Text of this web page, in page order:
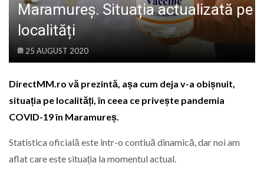
Maramureș. Situația actualizată pe
localități
25 AUGUST 2020
DirectMM.ro vă prezintă, așa cum deja v-a obișnuit,
situația pe localități, în ceea ce privește pandemia
COVID-19 în Maramureș.
Statistica oficială este într-o contiuă dinamică, dar noi am
aflat care este situația la momentul actual.